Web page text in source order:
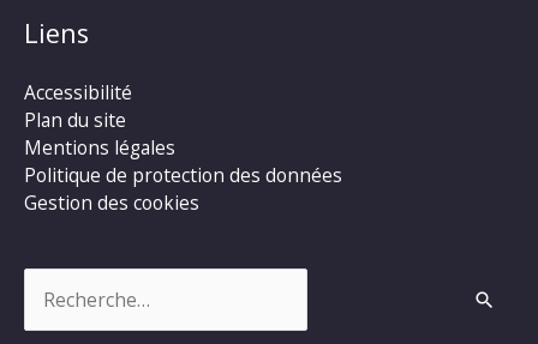
Liens
Accessibilité
Plan du site
Mentions légales
Politique de protection des données
Gestion des cookies